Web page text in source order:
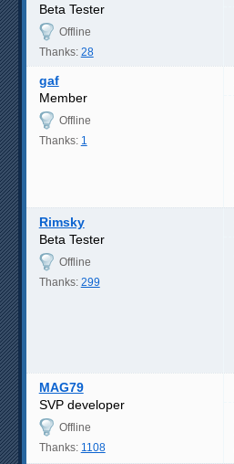
Beta Tester
Offline
Thanks: 28
gaf
Member
Offline
Thanks: 1
Rimsky
Beta Tester
Offline
Thanks: 299
MAG79
SVP developer
Offline
Thanks: 1108